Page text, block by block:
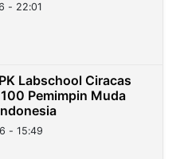
- 22:01
Labschool Ciracas
Pemimpin Muda
- 15:49